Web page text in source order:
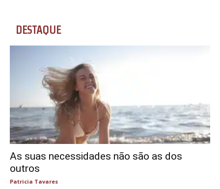
DESTAQUE
As suas necessidades não são as dos
outros
Patricia Tavares